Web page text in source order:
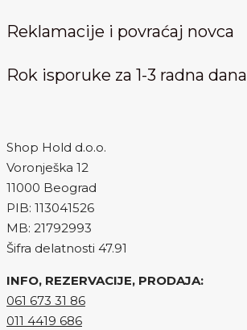
Reklamacije i povraćaj novca
Rok isporuke za 1-3 radna dana
Shop Hold d.o.o.
Voronješka 12
11000 Beograd
PIB: 113041526
MB: 21792993
Šifra delatnosti 47.91
INFO, REZERVACIJE, PRODAJA:
061 673 31 86
011 4419 686